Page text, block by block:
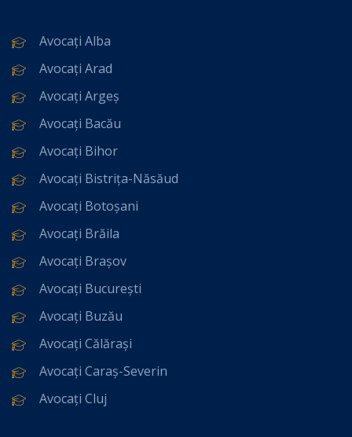
Avocați Alba
Avocați Arad
Avocați Argeș
Avocați Bacău
Avocați Bihor
Avocați Bistrița-Năsăud
Avocați Botoșani
Avocați Brăila
Avocați Brașov
Avocați București
Avocați Buzău
Avocați Călărași
Avocați Caraș-Severin
Avocați Cluj